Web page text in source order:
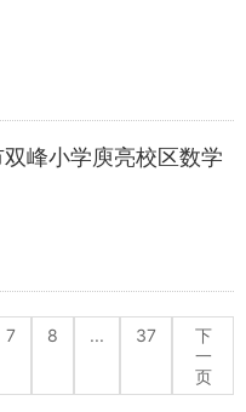
峰小学庾亮校区数学
7 8 ... 37
下
一
页